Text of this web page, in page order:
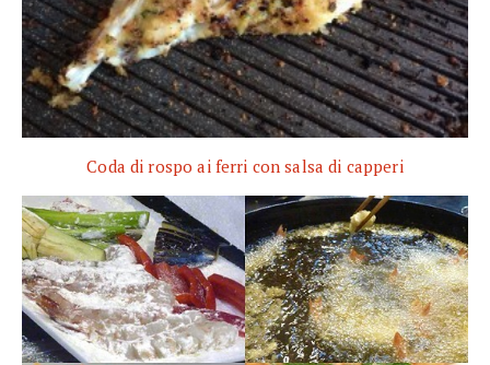
Coda di rospo ai ferri con salsa di capperi